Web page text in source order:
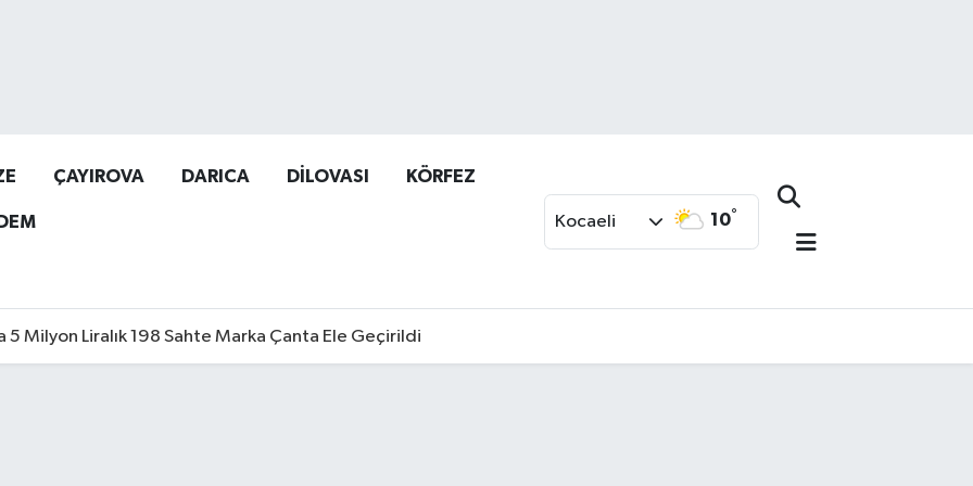
ÇAYIROVA DARICA DİLOVASI KÖRFEZ
Kocaeli 10°
5 Milyon Liralık 198 Sahte Marka Çanta Ele Geçirildi